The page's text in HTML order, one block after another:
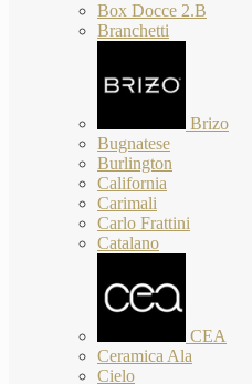
Box Docce 2.B
Branchetti
Brizo
Bugnatese
Burlington
California
Carimali
Carlo Frattini
Catalano
CEA
Ceramica Ala
Cielo